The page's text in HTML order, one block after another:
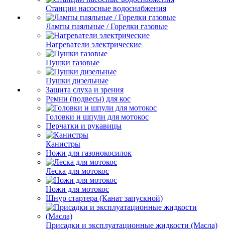
Станции насосные водоснабжения
Лампы паяльные / Горелки газовые
Нагреватели электрические
Пушки газовые
Пушки дизельные
Защита слуха и зрения
Ремни (подвесы) для кос
Головки и шпули для мотокос
Перчатки и рукавицы
Канистры
Ножи для газонокосилок
Леска для мотокос
Ножи для мотокос
Шнур стартера (Канат запускной)
Присадки и эксплуатационные жидкости (Масла)